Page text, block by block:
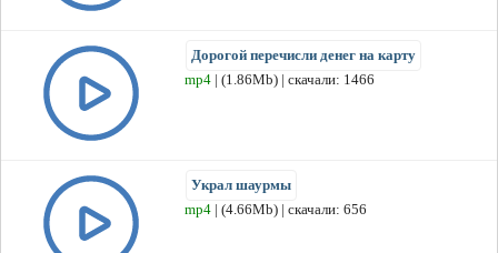
Дорогой перечисли денег на карту
mp4 | (1.86Mb) | скачали: 1466
Украл шаурмы
mp4 | (4.66Mb) | скачали: 656